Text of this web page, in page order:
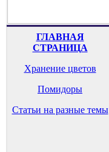
ГЛАВНАЯ
СТРАНИЦА
Хранение цветов
Помидоры
Статьи на разные темы